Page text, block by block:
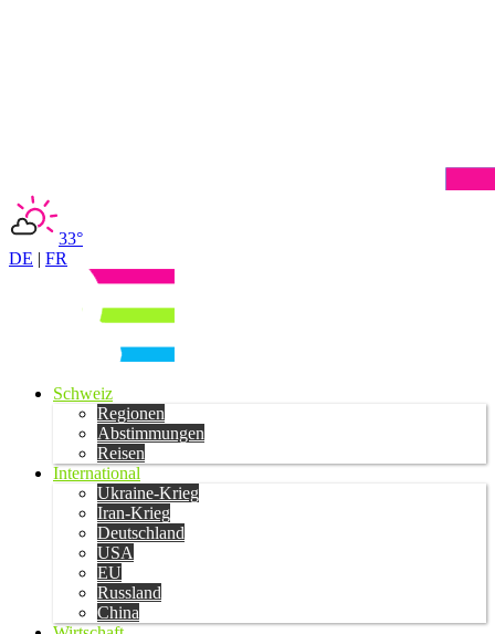
33°
DE | FR
Schweiz
Regionen
Abstimmungen
Reisen
International
Ukraine-Krieg
Iran-Krieg
Deutschland
USA
EU
Russland
China